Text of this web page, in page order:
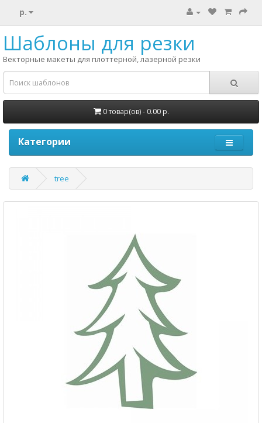
р.
Шаблоны для резки
Векторные макеты для плоттерной, лазерной резки
0 товар(ов) - 0.00 р.
Категории
tree